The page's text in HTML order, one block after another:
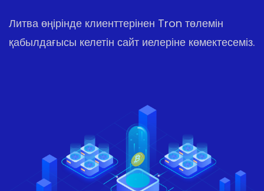
Литва өңірінде клиенттерінен Tron төлемін
қабылдағысы келетін сайт иелеріне көмектесеміз.